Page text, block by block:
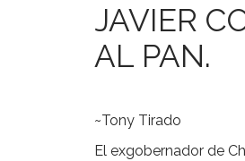
JAVIER
AL PAN.
~Tony Tirado
El exgobernador de